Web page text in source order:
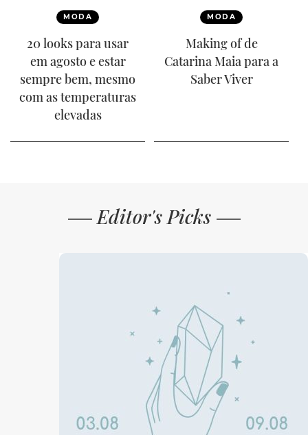
MODA
20 looks para usar
em agosto e estar
sempre bem, mesmo
com as temperaturas
elevadas
MODA
Making of de
Catarina Maia para a
Saber Viver
Editor's Picks